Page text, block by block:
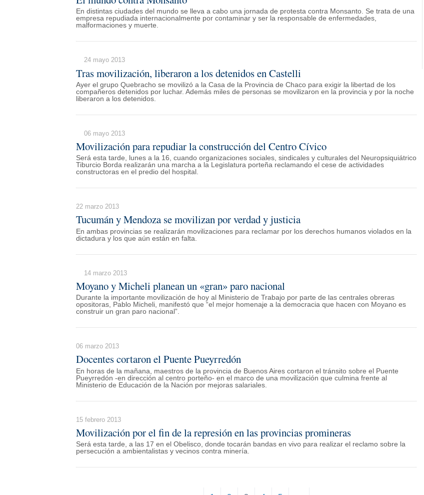
En distintas ciudades del mundo se lleva a cabo una jornada de protesta contra Monsanto. Se trata de una
empresa repudiada internacionalmente por contaminar y ser la responsable de enfermedades,
malformaciones y muerte.
24 mayo 2013
Tras movilización, liberaron a los detenidos en Castelli
Ayer el grupo Quebracho se movilizó a la Casa de la Provincia de Chaco para exigir la libertad de los
compañeros detenidos por luchar. Además miles de personas se movilizaron en la provincia y por la noche
liberaron a los detenidos.
06 mayo 2013
Movilización para repudiar la construcción del Centro Cívico
Será esta tarde, lunes a la 16, cuando organizaciones sociales, sindicales y culturales del Neuropsiquiátrico
Tiburcio Borda realizarán una marcha a la Legislatura porteña reclamando el cese de actividades
constructoras en el predio del hospital.
22 marzo 2013
Tucumán y Mendoza se movilizan por verdad y justicia
En ambas provincias se realizarán movilizaciones para reclamar por los derechos humanos violados en la
dictadura y los que aún están en falta.
14 marzo 2013
Moyano y Micheli planean un «gran» paro nacional
Durante la importante movilización de hoy al Ministerio de Trabajo por parte de las centrales obreras
opositoras, Pablo Micheli, manifestó que “el mejor homenaje a la democracia que hacen con Moyano es
construir un gran paro nacional”.
06 marzo 2013
Docentes cortaron el Puente Pueyrredón
En horas de la mañana, maestros de la provincia de Buenos Aires cortaron el tránsito sobre el Puente
Pueyrredón -en dirección al centro porteño- en el marco de una movilización que culmina frente al
Ministerio de Educación de la Nación por mejoras salariales.
15 febrero 2013
Movilización por el fin de la represión en las provincias promineras
Será esta tarde, a las 17 en el Obelisco, donde tocarán bandas en vivo para realizar el reclamo sobre la
persecución a ambientalistas y vecinos contra minería.